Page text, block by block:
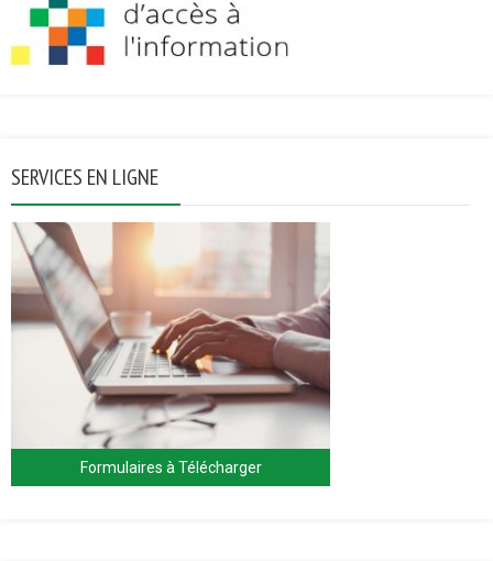
SERVICES EN LIGNE
Formulaires à Télécharger